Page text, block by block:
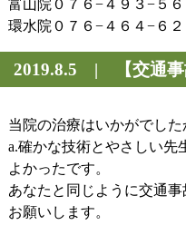
富山院０７６−４９３−５６
環水院０７６−４６４−６２
2019.8.5 | 【交通事
当院の治療はいかがでした
a.確かな技術とやさしい先
よかったです。
あなたと同じように交通
お願いします。